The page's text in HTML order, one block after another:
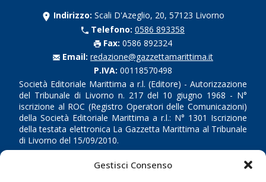
Gestisci Consenso
Indirizzo: Scali D'Azeglio, 20, 57123 Livorno
Telefono: 0586 893358
Fax: 0586 892324
Email: redazione@gazzettamarittima.it
P.IVA: 00118570498
Società Editoriale Marittima a r.l. (Editore) - Autorizzazione
del Tribunale di Livorno n. 217 del 10 giugno 1968 - N°
iscrizione al ROC (Registro Operatori delle Comunicazioni)
della Società Editoriale Marittima a r.l.: N° 1301 Iscrizione
della testata elettronica La Gazzetta Marittima al Tribunale
di Livorno del 15/09/2010.
LINK